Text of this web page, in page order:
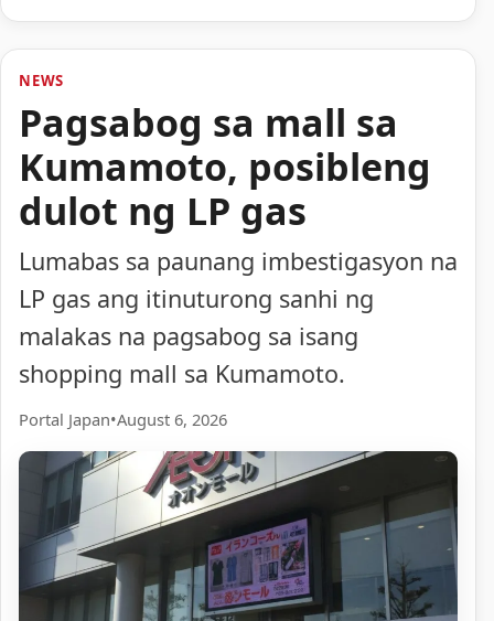
NEWS
Pagsabog sa mall sa
Kumamoto, posibleng
dulot ng LP gas
Lumabas sa paunang imbestigasyon na
LP gas ang itinuturong sanhi ng
malakas na pagsabog sa isang
shopping mall sa Kumamoto.
Portal Japan•August 6, 2026